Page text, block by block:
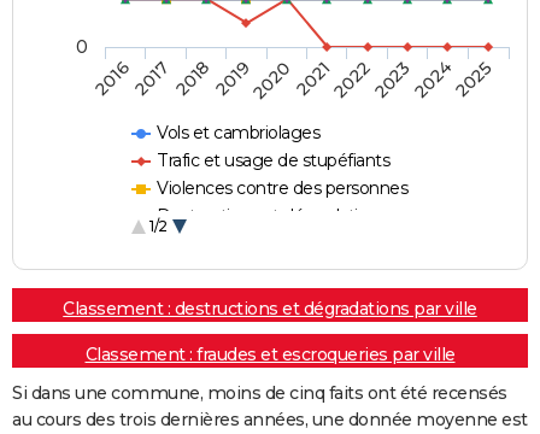
Vols et cambriolages
Trafic et usage de stupéfiants
Violences contre des personnes
Destructions et dégradations
1/2
20162017 20182019202020212022202320242025
0
Classement : destructions et dégradations par ville
Classement : fraudes et escroqueries par ville
Si dans une commune, moins de cinq faits ont été recensés
au cours des trois dernières années, une donnée moyenne est